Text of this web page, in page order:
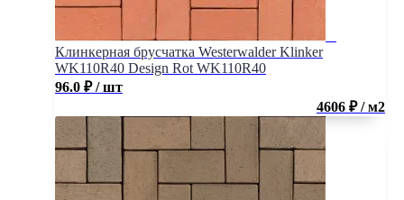
Клинкерная брусчатка Westerwalder Klinker
WK110R40 Design Rot WK110R40
96.0 ₽ / шт
4606 ₽ / м2